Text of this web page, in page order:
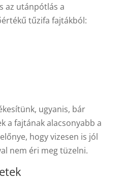
az utánpótlás a
tűzifa fajtákból:
ugyanis, bár
a fajtának alacsonyabb a
hogy vizesen is jól
nem éri meg tüzelni.